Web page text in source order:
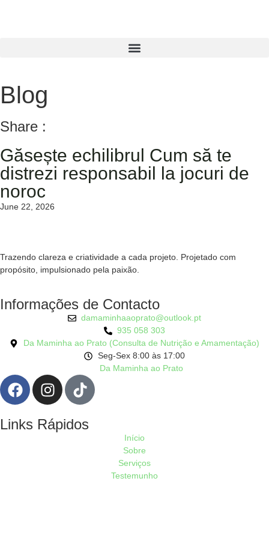
Blog
Share :
Găsește echilibrul Cum să te
distrezi responsabil la jocuri de
noroc
June 22, 2026
Trazendo clareza e criatividade a cada projeto. Projetado com
propósito, impulsionado pela paixão.
Informações de Contacto
damaminhaaoprato@outlook.pt
935 058 303
Da Maminha ao Prato (Consulta de Nutrição e Amamentação)
Seg-Sex 8:00 às 17:00
Da Maminha ao Prato
Links Rápidos
Início
Sobre
Serviços
Testemunho